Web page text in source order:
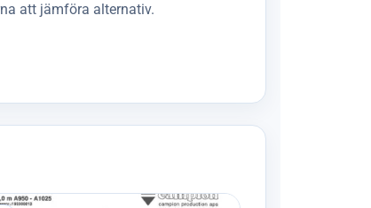
att jämföra alternativ.